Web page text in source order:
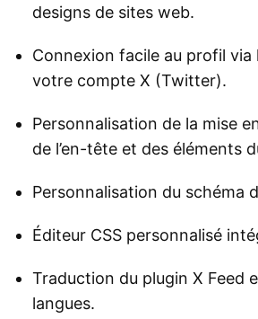
designs de sites web.
Connexion facile au profil via
votre compte X (Twitter).
Personnalisation de la mise
de l’en-tête et des éléments
Personnalisation du schéma
Éditeur CSS personnalisé
Traduction du plugin X Feed
langues.